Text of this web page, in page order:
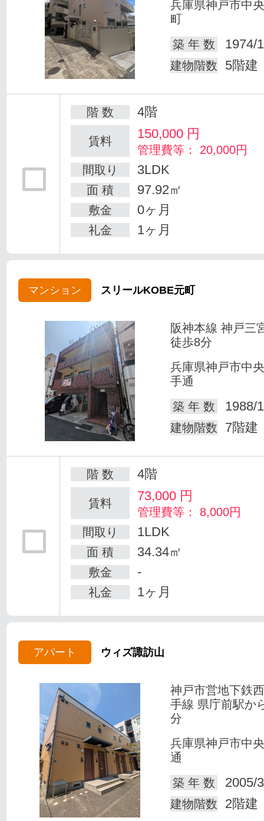
兵庫県神戸市中
町
築 年 数
1974/
建物階数 5階建
階 数 4階
賃料 150,000 円
管理費等： 20,000円
間取り
3LDK
面 積 97.92㎡
敷金 0ヶ月
礼金 1ヶ月
マンション スリールKOBE元町
阪神本線 神戸三
徒歩8分
兵庫県神戸市中
手通
築 年 数
1988/
建物階数 7階建
階 数 4階
賃料 73,000 円
管理費等： 8,000円
間取り
1LDK
面 積 34.34㎡
敷金 -
礼金 1ヶ月
アパート ウィズ諏訪山
神戸市営地下鉄
手線 県庁前駅か
分
兵庫県神戸市中
通
築 年 数
2005/
建物階数 2階建